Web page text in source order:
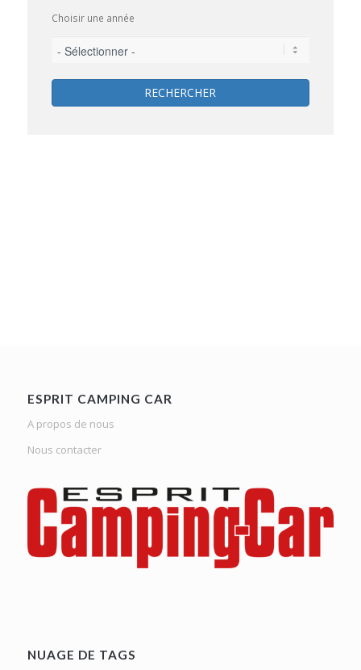
Choisir une année
RECHERCHER
ESPRIT CAMPING CAR
A propos de nous
Nous contacter
NUAGE DE TAGS